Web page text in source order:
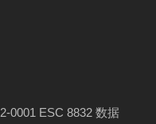
0001 ESC 8832 数据